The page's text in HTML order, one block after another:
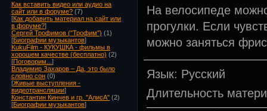
Как вставить видео или аудио на
сайт или в форуме? (7)
[Как добавить материал на сайт или
в форуме?]
Сергей Трофимов ("Трофим") (1)
[Биографии музыкантов]
KukuFilm - КУКУШКА - фильмы в
хорошем качестве (бесплатно) (2)
[Поговорим... ]
Владимир Захаров – Да, это было
словно сон (0)
[Живые выступления -
видеотрансляции]
Константин Кинчев и гр. "АлисА" (2)
[Биографии музыкантов]
На велосипеде
прогулки. Если
можно заняться
Язык: Русский
Длительность